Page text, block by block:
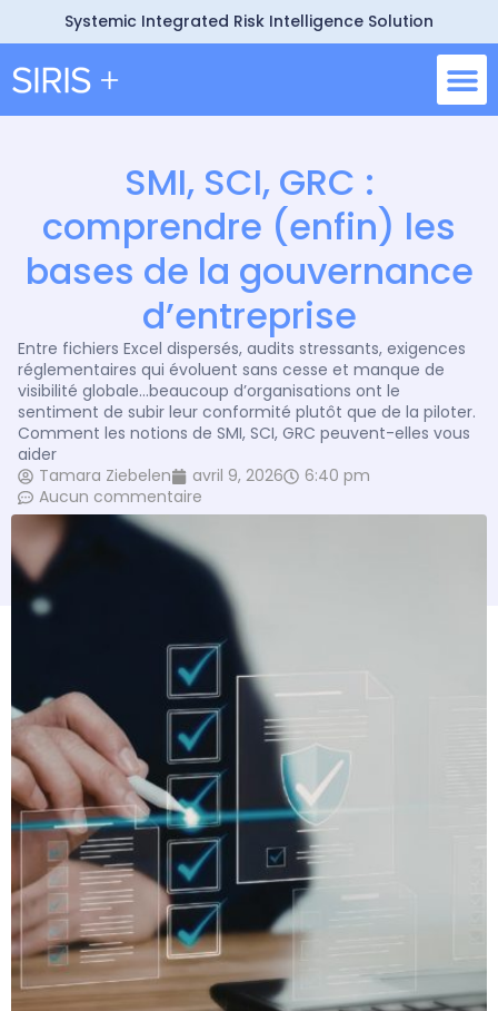
Systemic Integrated Risk Intelligence Solution
SMI, SCI, GRC :
comprendre (enfin) les
bases de la gouvernance
d’entreprise
Entre fichiers Excel dispersés, audits stressants, exigences
réglementaires qui évoluent sans cesse et manque de
visibilité globale…beaucoup d’organisations ont le
sentiment de subir leur conformité plutôt que de la piloter.
Comment les notions de SMI, SCI, GRC peuvent-elles vous
aider
Tamara Ziebelen
avril 9, 2026
6:40 pm
Aucun commentaire